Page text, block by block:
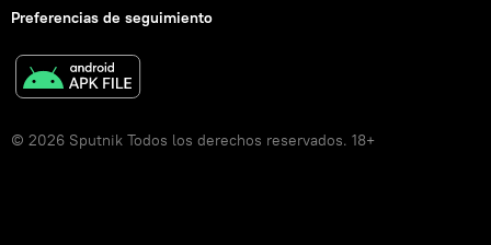
Preferencias de seguimiento
© 2026 Sputnik Todos los derechos reservados. 18+